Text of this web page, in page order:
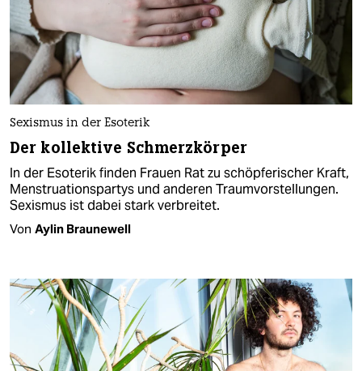
Sexismus in der Esoterik
Der kollektive Schmerzkörper
In der Esoterik finden Frauen Rat zu schöpferischer Kraft,
Menstruationspartys und anderen Traumvorstellungen.
Sexismus ist dabei stark verbreitet.
Von Aylin Braunewell